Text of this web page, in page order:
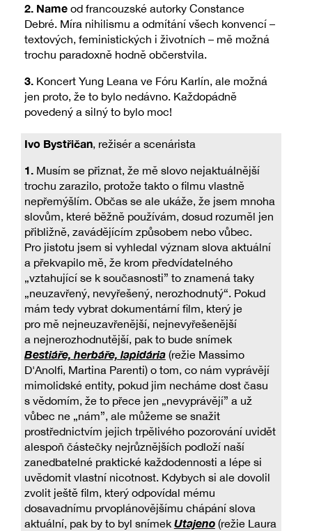
2. Name od francouzské autorky Constance
Debré. Míra nihilismu a odmítání všech konvencí –
textových, feministických i životních – mě možná
trochu paradoxně hodně občerstvila.
3. Koncert Yung Leana ve Fóru Karlín, ale možná
jen proto, že to bylo nedávno. Každopádně
povedený a silný to bylo moc!
Ivo Bystřičan, režisér a scenárista
1. Musím se přiznat, že mě slovo nejaktuálnější
trochu zarazilo, protože takto o filmu vlastně
nepřemýšlím. Občas se ale ukáže, že jsem mnoha
slovům, které běžně používám, dosud rozuměl jen
přibližně, zavádějícím způsobem nebo vůbec.
Pro jistotu jsem si vyhledal význam slova aktuální
a překvapilo mě, že krom předvídatelného
„vztahující se k současnosti” to znamená taky
„neuzavřený, nevyřešený, nerozhodnutý“. Pokud
mám tedy vybrat dokumentární film, který je
pro mě nejneuzavřenější, nejnevyřešenější
a nejnerozhodnutější, pak to bude snímek
Bestiáře, herbáře, lapidária (režie Massimo
D'Anolfi, Martina Parenti) o tom, co nám vyprávějí
mimolidské entity, pokud jim necháme dost času
s vědomím, že to přece jen „nevyprávějí” a už
vůbec ne „nám”, ale můžeme se snažit
prostřednictvím jejich trpělivého pozorování uvidět
alespoň částečky nejrůznějších podloží naší
zanedbatelné praktické každodennosti a lépe si
uvědomit vlastní nicotnost. Kdybych si ale dovolil
zvolit ještě film, který odpovídal mému
dosavadnímu prvoplánovějšímu chápání slova
aktuální, pak by to byl snímek Utajeno (režie Laura